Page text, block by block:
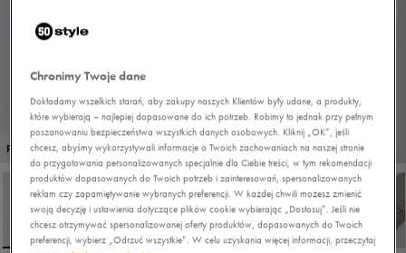
PROMO: DO -30%
Chronimy Twoje dane
Dokładamy wszelkich starań, aby zakupy naszych Klientów były udane, a produkty,
które wybierają – najlepiej dopasowane do ich potrzeb. Robimy to jednak przy pełnym
poszanowaniu bezpieczeństwa wszystkich danych osobowych. Kliknij „OK”, jeśli
chcesz, abyśmy wykorzystywali informacje o Twoich zachowaniach na naszej stronie
do przygotowania personalizowanych specjalnie dla Ciebie treści, w tym rekomendacji
produktów dopasowanych do Twoich potrzeb i zainteresowań, spersonalizowanych
reklam czy zapamiętywanie wybranych preferencji. W każdej chwili możesz zmienić
swoją decyzję i ustawienia dotyczące plików cookie wybierając „Dostosuj”. Jeśli nie
chcesz otrzymywać spersonalizowanej oferty produktów, dopasowanych do Twoich
preferencji, wybierz „Odrzuć wszystkie”. W celu uzyskania więcej informacji, przeczytaj